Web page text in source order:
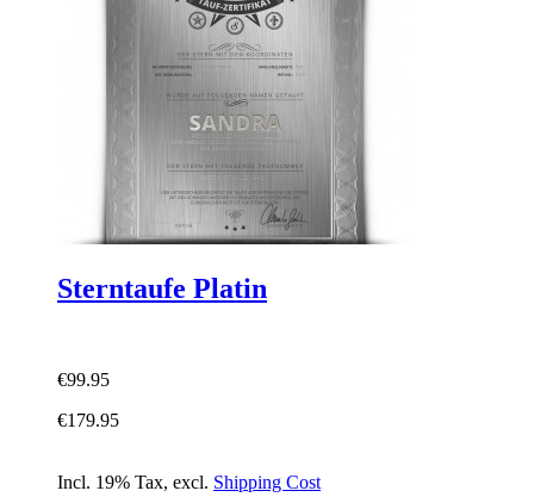
Sterntaufe Platin
€99.95
€179.95
Incl. 19% Tax, excl. Shipping Cost